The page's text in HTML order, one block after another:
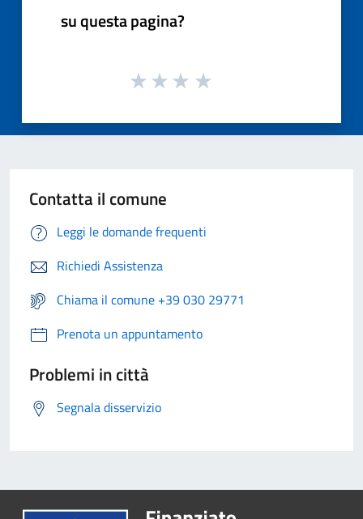
su questa pagina?
Contatta il comune
Leggi le domande frequenti
Richiedi Assistenza
Chiama il comune +39 030 29771
Prenota un appuntamento
Problemi in città
Segnala disservizio